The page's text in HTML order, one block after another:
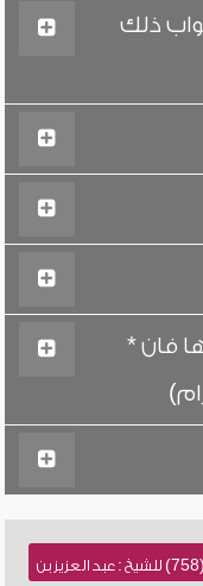
ذلك
فان *
نسخة نصية للطباعة , فتاوى نور على الدرب (758) للشيخ : عبد العزيز بن